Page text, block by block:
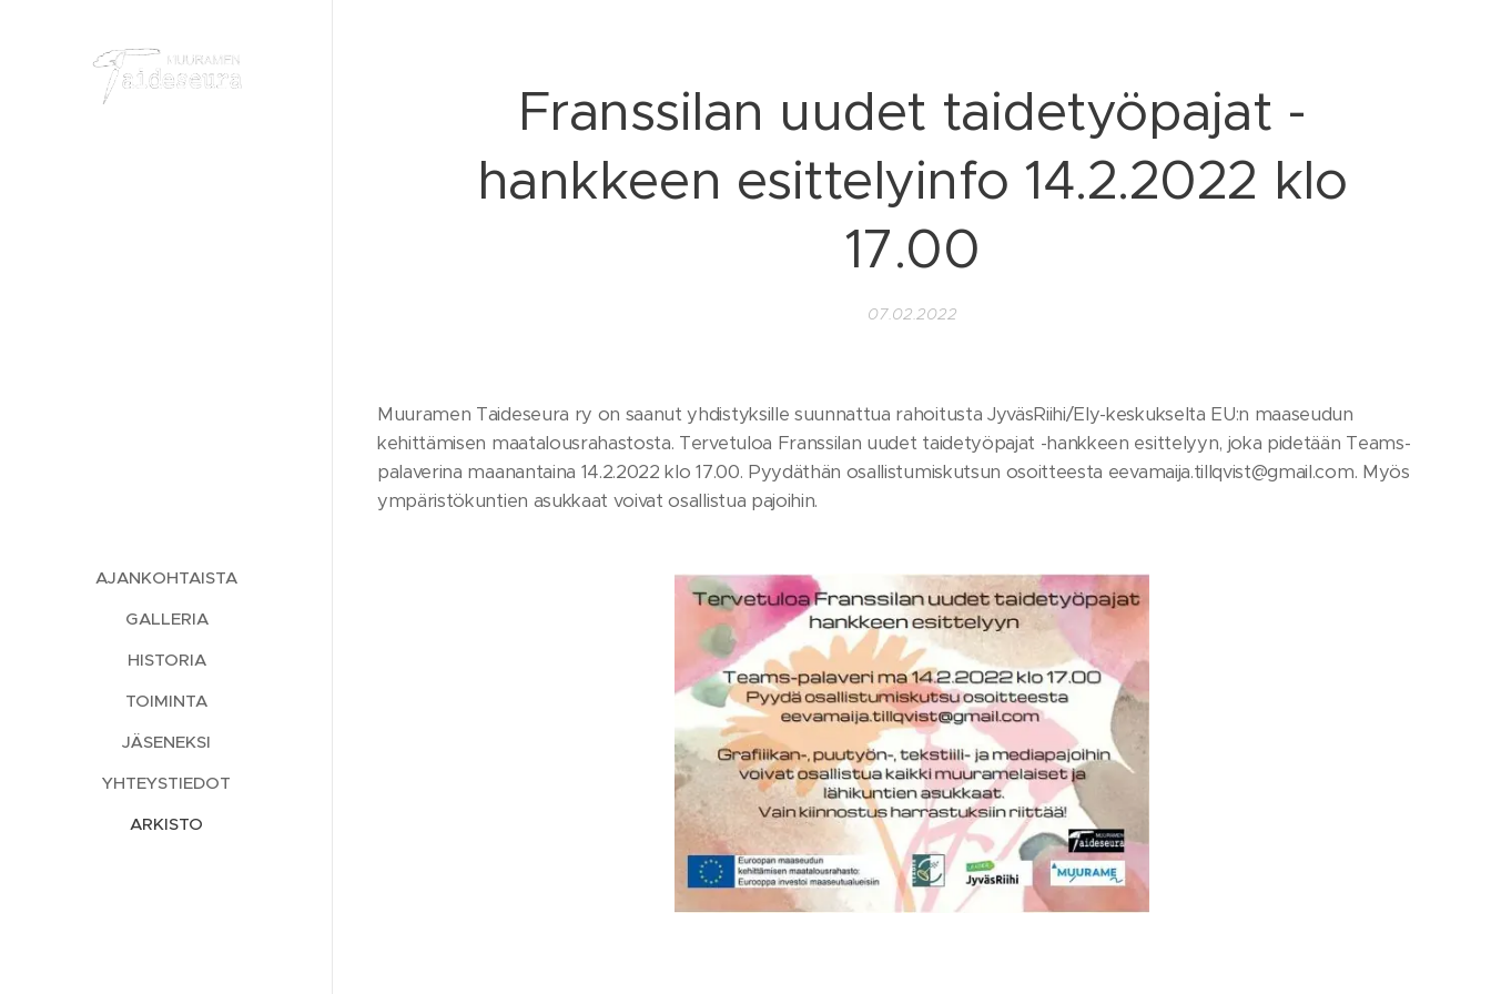
AJANKOHTAISTA
GALLERIA
HISTORIA
TOIMINTA
JÄSENEKSI
YHTEYSTIEDOT
ARKISTO
Franssilan uudet taidetyöpajat -
hankkeen esittelyinfo 14.2.2022 klo
17.00
07.02.2022
Muuramen Taideseura ry on saanut yhdistyksille suunnattua rahoitusta JyväsRiihi/Ely-keskukselta EU:n maaseudun
kehittämisen maatalousrahastosta. Tervetuloa Franssilan uudet taidetyöpajat -hankkeen esittelyyn, joka pidetään Teams-
palaverina maanantaina 14.2.2022 klo 17.00. Pyydäthän osallistumiskutsun osoitteesta eevamaija.tillqvist@gmail.com. Myös
ympäristökuntien asukkaat voivat osallistua pajoihin.